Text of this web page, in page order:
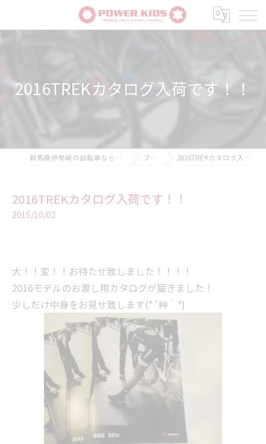
2016TREKカタログ入荷です！！
群馬県伊勢崎の自転車ならPOWER-KIDS ブログ 2016TREKカタログ入荷です！！
2016TREKカタログ入荷です！！
2015/10/02
大！！変！！お待たせ致しました！！！！
2016モデルのお渡し用カタログが届きました！
少しだけ中身をお見せ致します(*´艸｀*)